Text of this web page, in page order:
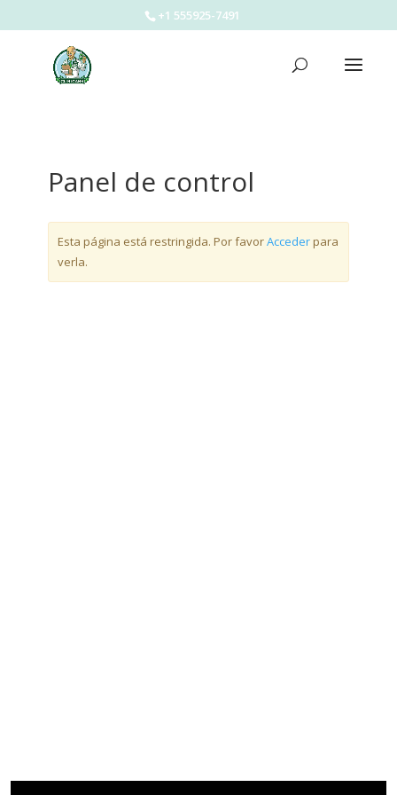
+1 555925-7491
Panel de control
Esta página está restringida. Por favorAccederpara
verla.